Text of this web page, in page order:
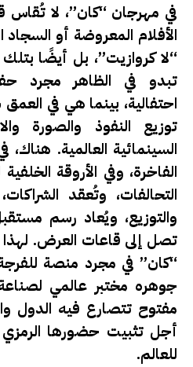
في مهرجان “كان”، لا
الأفلام المعروضة أو
“لا كروازيت”، بل أيضًا
تبدو في الظاهر مجرد
احتفالية، بينما هي في
توزيع النفوذ والصورة
السينمائية العالمية. هناك،
الفاخرة، وفي الأروقة
التحالفات، وتُعقد
والتوزيع، ويُعاد رسم
تصل إلى قاعات العرض. لهذا
“كان” في مجرد منصة
جوهره مختبر عالمي
مفتوح تتصارع فيه الدول
أجل تثبيت حضورها الرمزي
للعالم.